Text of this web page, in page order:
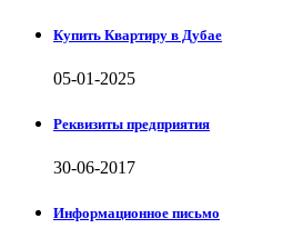
Купить Квартиру в Дубае
05-01-2025
Реквизиты предприятия
30-06-2017
Информационное письмо